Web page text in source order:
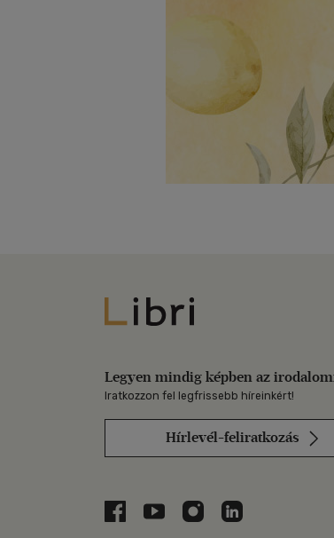
Libri
Legyen mindig képben az
Iratkozzon fel legfrissebb híreinkért!
Hírlevél-feliratkozás
Libri a Facebookon
Libri a Youtube-on
Libri az Instagramon
Libri a